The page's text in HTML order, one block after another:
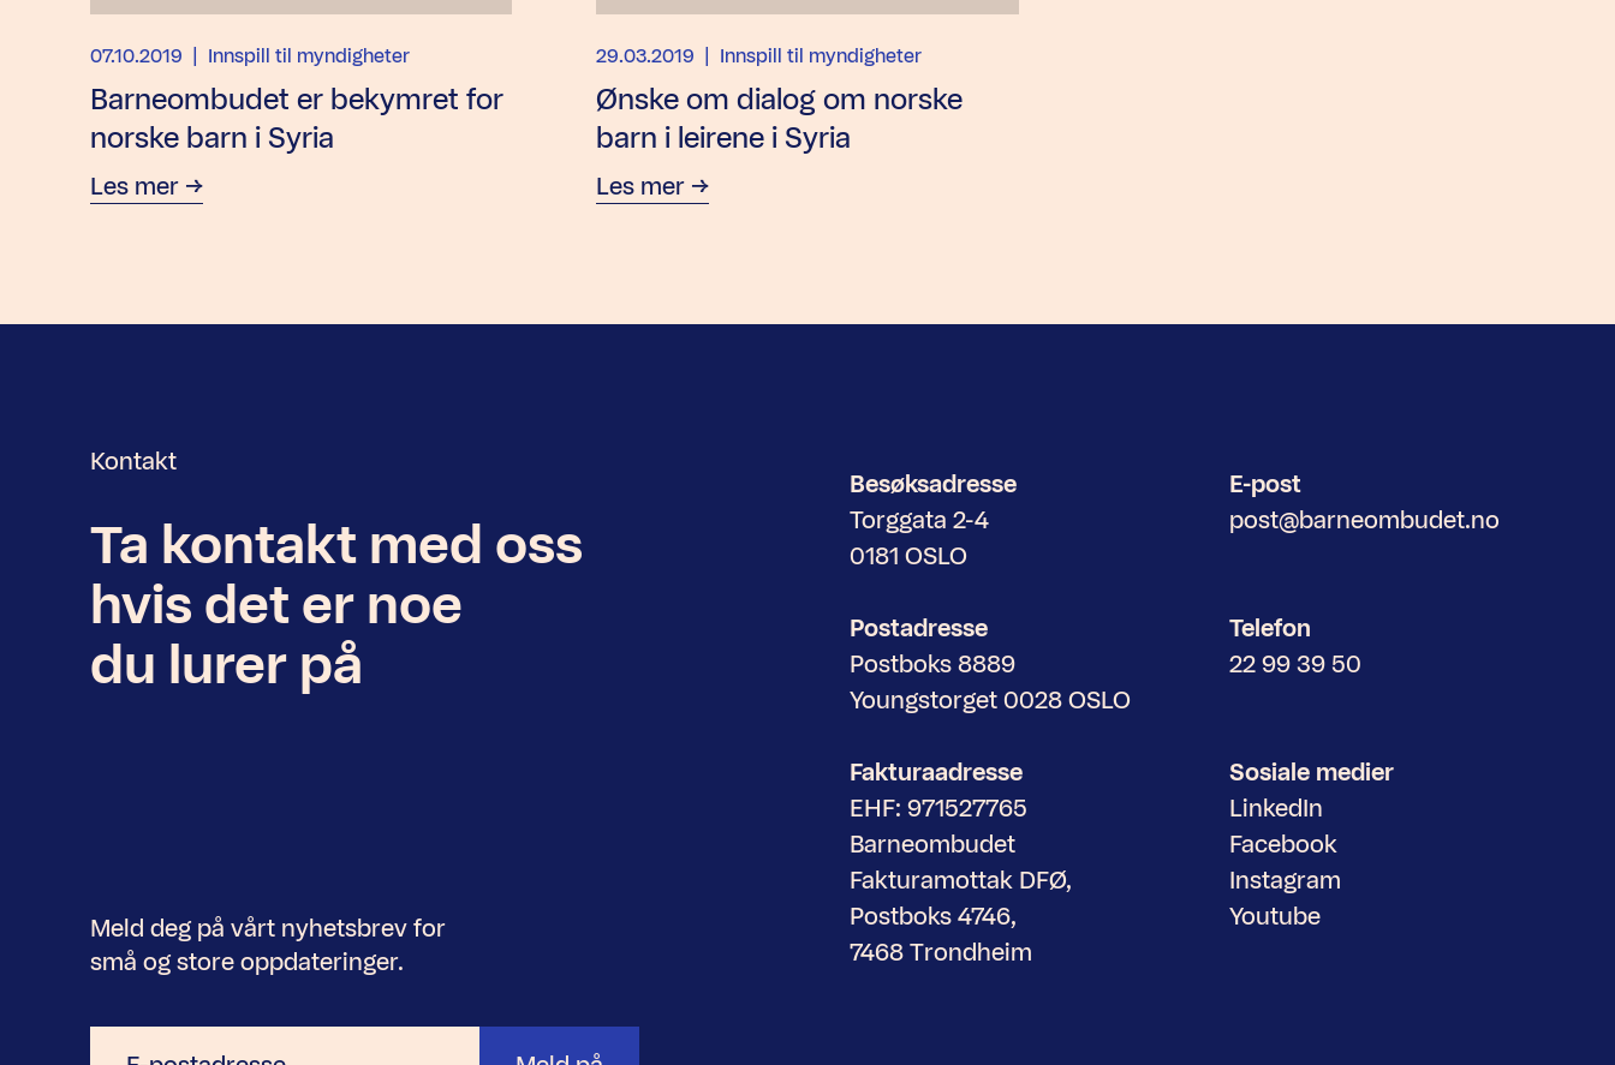
07.10.2019 | Innspill til myndigheter
Barneombudet er bekymret for
norske barn i Syria
Les mer
29.03.2019 | Innspill til myndigheter
Ønske om dialog om norske
barn i leirene i Syria
Les mer
Kontakt
Nyhetsbrev
Ta kontakt med oss
hvis det er noe
du lurer på
Meld deg på vårt nyhetsbrev for
små og store oppdateringer.
Besøksadresse
Torggata 2-4
0181 OSLO
Postadresse
Postboks 8889
Youngstorget 0028 OSLO
Fakturaadresse
EHF: 971527765
Barneombudet
Fakturamottak DFØ,
Postboks 4746,
7468 Trondheim
E-post
post@barneombudet.no
Telefon
22 99 39 50
Sosiale medier
LinkedIn
Facebook
Instagram
Youtube